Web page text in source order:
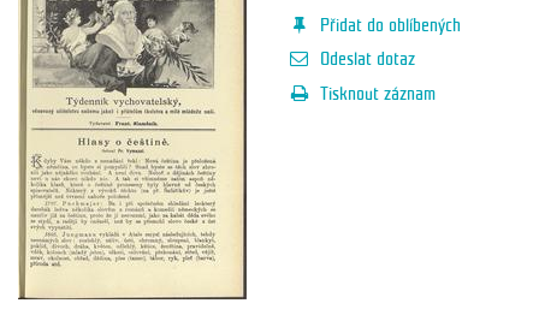
Přidat do oblíbených
Odeslat dotaz
Tisknout záznam